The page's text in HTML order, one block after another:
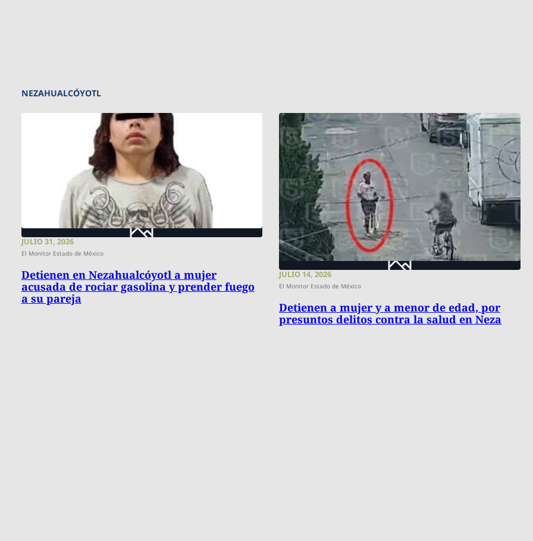
NEZAHUALCÓYOTL
JULIO 31, 2026
El Monitor Estado de México
Detienen en Nezahualcóyotl a mujer
acusada de rociar gasolina y prender fuego
a su pareja
JULIO 14, 2026
El Monitor Estado de México
Detienen a mujer y a menor de edad, por
presuntos delitos contra la salud en Neza